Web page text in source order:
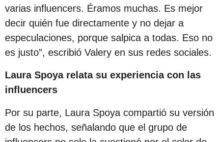
varias influencers. Éramos muchas. Es mejor
decir quién fue directamente y no dejar a
especulaciones, porque salpica a todas. Eso no
es justo”, escribió Valery en sus redes sociales.
Laura Spoya relata su experiencia con las
influencers
Por su parte, Laura Spoya compartió su versión
de los hechos, señalando que el grupo de